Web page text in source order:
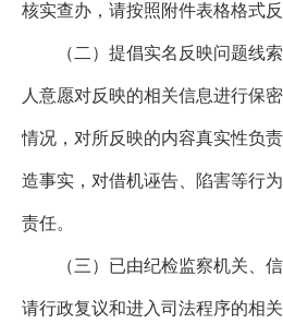
核实查办，请按照附件表格格式反
（二）提倡实名反映问题线索
人意愿对反映的相关信息进行保
情况，对所反映的内容真实性负
造事实，对借机诬告、陷害等行
责任。
（三）已由纪检监察机关、
请行政复议和进入司法程序的相